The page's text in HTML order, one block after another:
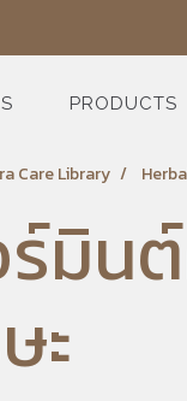
PRODUCTS
Care Library
ร์มิน
ะ